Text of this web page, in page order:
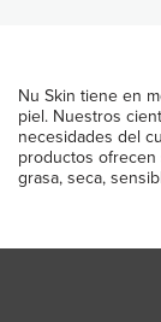
Nu Skin tiene en
piel. Nuestros
necesidades del
productos ofrecen
grasa, seca,